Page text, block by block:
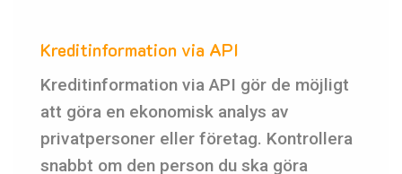
Kreditinformation via API
Kreditinformation via API gör de möjligt
att göra en ekonomisk analys av
privatpersoner eller företag. Kontrollera
snabbt om den person du ska göra